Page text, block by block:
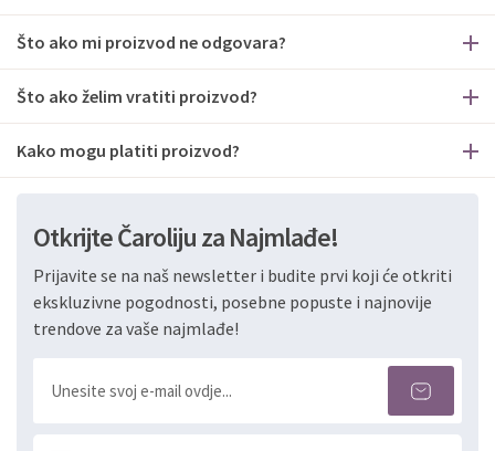
Što ako mi proizvod ne odgovara?
Što ako želim vratiti proizvod?
Kako mogu platiti proizvod?
Otkrijte Čaroliju za Najmlađe!
Prijavite se na naš newsletter i budite prvi koji će otkriti
ekskluzivne pogodnosti, posebne popuste i najnovije
trendove za vaše najmlađe!